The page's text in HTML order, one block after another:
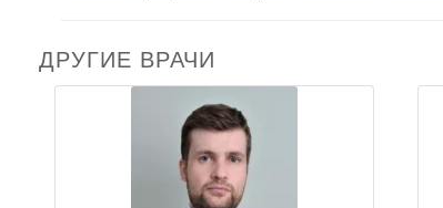
ДРУГИЕ ВРАЧИ